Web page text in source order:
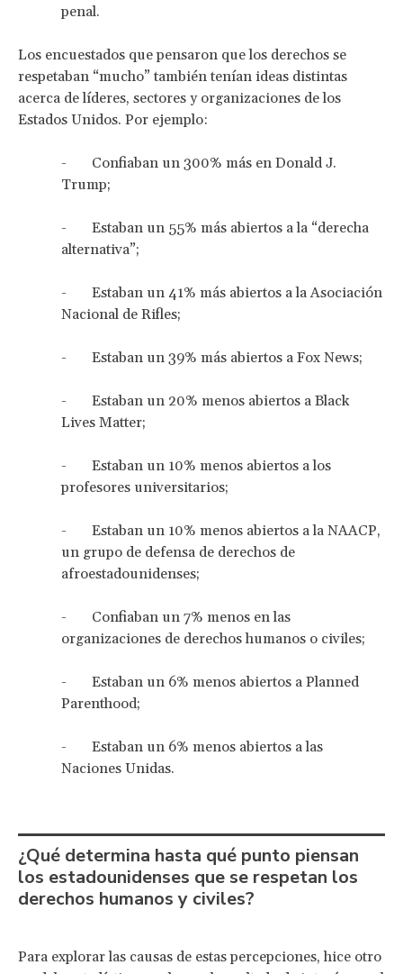
penal.
Los encuestados que pensaron que los derechos se
respetaban “mucho” también tenían ideas distintas
acerca de líderes, sectores y organizaciones de los
Estados Unidos. Por ejemplo:
- Confiaban un 300% más en Donald J.
Trump;
- Estaban un 55% más abiertos a la “derecha
alternativa”;
- Estaban un 41% más abiertos a la Asociación
Nacional de Rifles;
- Estaban un 39% más abiertos a Fox News;
- Estaban un 20% menos abiertos a Black
Lives Matter;
- Estaban un 10% menos abiertos a los
profesores universitarios;
- Estaban un 10% menos abiertos a la NAACP,
un grupo de defensa de derechos de
afroestadounidenses;
- Confiaban un 7% menos en las
organizaciones de derechos humanos o civiles;
- Estaban un 6% menos abiertos a Planned
Parenthood;
- Estaban un 6% menos abiertos a las
Naciones Unidas.
¿Qué determina hasta qué punto piensan
los estadounidenses que se respetan los
derechos humanos y civiles?
Para explorar las causas de estas percepciones, hice otro